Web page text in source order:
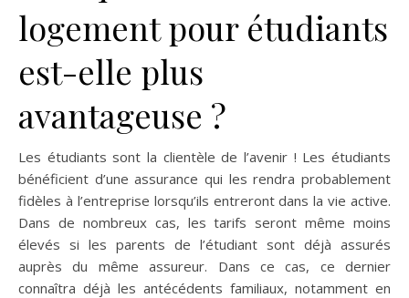
logement pour étudiants
est-elle plus
avantageuse ?
Les étudiants sont la clientèle de l’avenir ! Les étudiants
bénéficient d’une assurance qui les rendra probablement
fidèles à l’entreprise lorsqu’ils entreront dans la vie active.
Dans de nombreux cas, les tarifs seront même moins
élevés si les parents de l’étudiant sont déjà assurés
auprès du même assureur. Dans ce cas, ce dernier
connaîtra déjà les antécédents familiaux, notamment en